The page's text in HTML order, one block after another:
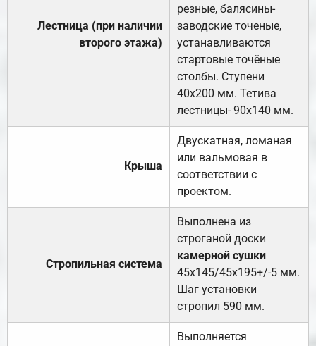
Лестница (при наличии
второго этажа)
резные, балясины-
заводские точеные,
устанавливаются
стартовые точёные
столбы. Ступени
40х200 мм. Тетива
лестницы- 90х140 мм.
Крыша
Двускатная, ломаная
или вальмовая в
соответствии с
проектом.
Стропильная система
Выполнена из
строганой доски
камерной сушки
45х145/45х195+/-5 мм.
Шаг установки
стропил 590 мм.
Выполняется